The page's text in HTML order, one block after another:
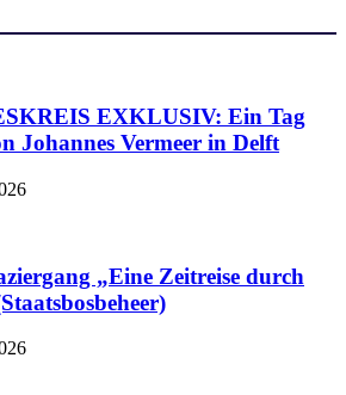
EXKLUSIV: Ein Tag
Johannes Vermeer in Delft
„Eine Zeitreise durch